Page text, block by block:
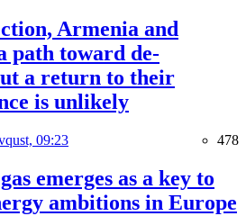
Armenia and
path toward de-
a return to their
is unlikely
09:23 478
emerges as a key to
ambitions in Europe